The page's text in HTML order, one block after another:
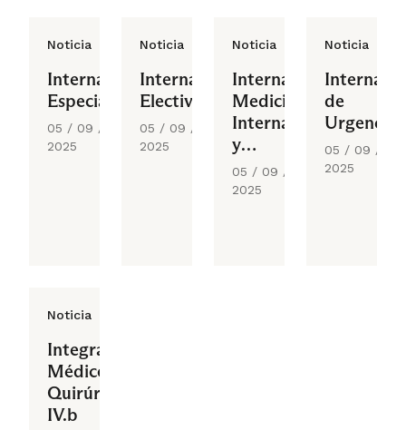
Noticia
Internado
Especialidades
05 / 09 /
2025
Noticia
Internado
Electivo
05 / 09 /
2025
Noticia
Internado
Medicina
Interna
y
Geriatría
05 / 09 /
2025
Noticia
Internado
de
Urgencias
05 / 09 /
2025
Noticia
Integrado
Médico
Quirúrgico
IV.b